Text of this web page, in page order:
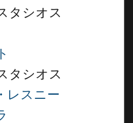
タシオス
タシオス
レスニー